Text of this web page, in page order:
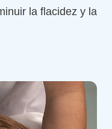
la flacidez y la